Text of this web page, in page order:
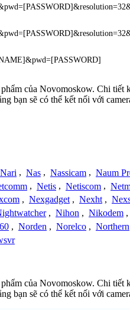
của Novomoskow. Chi
bạn sẽ có thể kết nối với
Nari , Nas , Nassicam , Naum
, Netis , Netiscom ,
, Nexgadget , Nexht ,
, Nihon , Nikodem ,
, Norden , Norelco , Northern
của Novomoskow. Chi
bạn sẽ có thể kết nối với